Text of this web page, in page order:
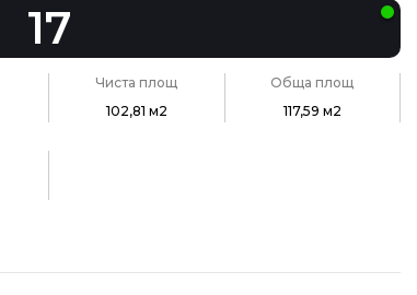
17
Чиста площ
102,81 м2
Обща площ
117,59 м2